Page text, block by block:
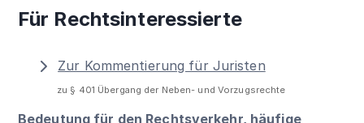
Für Rechtsinteressierte
Zur Kommentierung für Juristen
zu § 401 Übergang der Neben- und Vorzugsrechte
Bedeutung für den Rechtsverkehr, häufige